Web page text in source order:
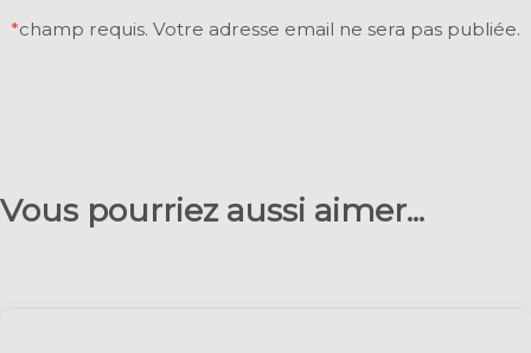
*champ requis. Votre adresse email ne sera pas publiée.
Vous pourriez aussi aimer...